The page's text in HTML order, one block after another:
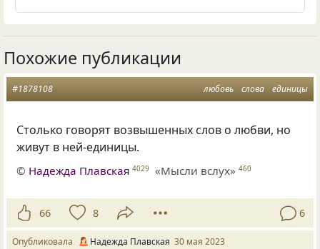
Похожие публикации
любовь слова единицы
#1878108
Столько говорят возвышенных слов о любви, но
живут в ней-единицы.
© Надежда Плавская 4029 «Мысли вслух» 460
66 8 6
Опубликовала Надежда Плавская 30 мая 2023